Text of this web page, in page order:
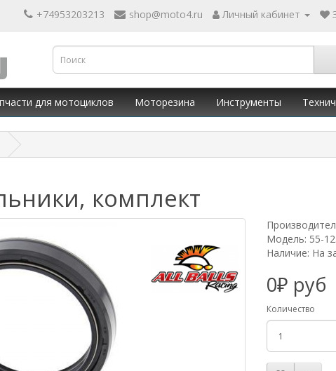
+74953203213 shop@moto4.ru Личный кабинет
для мотоциклов Моторезина Инструменты
комплект
Модель: 55-
Наличие: На
0₽ руб
Количество